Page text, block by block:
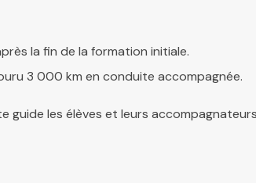
la fin de la formation initiale.
3 000 km en conduite accompagnée.
guide les élèves et leurs